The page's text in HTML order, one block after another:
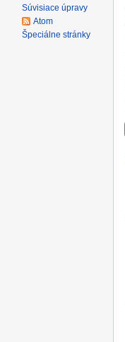
Súvisiace úpravy
Atom
Špeciálne stránky